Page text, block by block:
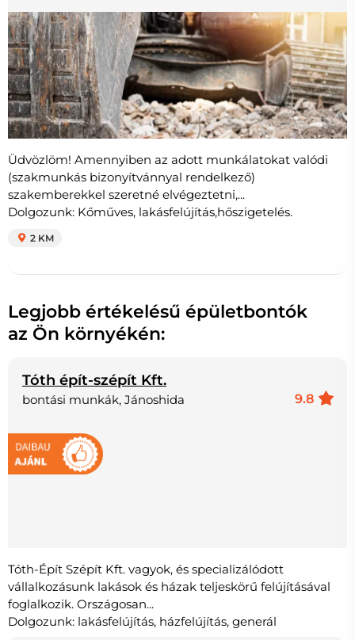
Üdvözlöm! Amennyiben az adott munkálatokat valódi
(szakmunkás bizonyítvánnyal rendelkező)
szakemberekkel szeretné elvégeztetni,...
Dolgozunk: Kőműves, lakásfelújítás,hőszigetelés.
2 KM
Legjobb értékelésű épületbontók
az Ön környékén:
Tóth épít-szépít Kft.
9.8
bontási munkák, Jánoshida
Tóth-Épít Szépít Kft. vagyok, és specializálódott
vállalkozásunk lakások és házak teljeskörű felújításával
foglalkozik. Országosan...
Dolgozunk: lakásfelújítás, házfelújítás, generál